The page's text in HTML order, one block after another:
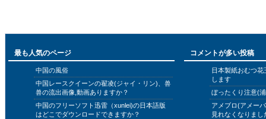
最も人気のページ
中国の風俗
中国レースクイーンの翟凌(ジャイ・リン)、兽
兽の流出画像,動画ありますか？
中国のフリーソフト迅雷（xunlei)の日本語版
はどこでダウンロードできますか？
コメントが多い投稿
日本製紙おむつ
します
ぼったくり注意(
アメブロ(アメー
見れなくなりまし